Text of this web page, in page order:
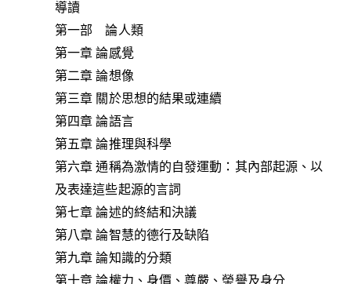
導讀
第一部 論人類
第一章 論感覺
第二章 論想像
第三章 關於思想的結果或連續
第四章 論語言
第五章 論推理與科學
第六章 通稱為激情的自發運動：其內部起源、以
及表達這些起源的言詞
第七章 論述的終結和決議
第八章 論智慧的德行及缺陷
第九章 論知識的分類
第十章 論權力、身價、尊嚴、榮譽及身分